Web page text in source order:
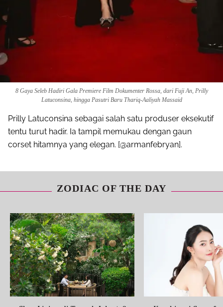
8 Gaya Seleb Hadiri Gala Premiere Film Dokumenter Rossa, dari Fuji An, Prilly
Latuconsina, hingga Pasutri Baru Thariq-Aaliyah Massaid
Prilly Latuconsina sebagai salah satu produser eksekutif
tentu turut hadir. Ia tampil memukau dengan gaun
corset hitamnya yang elegan. [@armanfebryan].
ZODIAC OF THE DAY
Share to others